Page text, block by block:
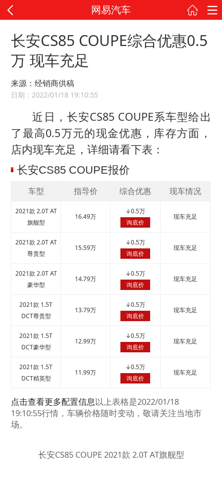
网易汽车
长安CS85 COUPE综合优惠0.5
万 现车充足
来源：经销商供稿
日期：2022/01/18 19:10:55
近日，长安CS85 COUPE系车型给出
了最高0.5万元的现金优惠，库存方面，
店内现车充足，详细请看下表：
长安CS85 COUPE报价
车型 指导价 综合优惠 现车情况
2021款 2.0T AT
旗舰型
16.49万
↓0.5万
询底价
现车充足
2021款 2.0T AT
尊贵型
15.59万
↓0.5万
询底价
现车充足
2021款 2.0T AT
豪华型
14.79万
↓0.5万
询底价
现车充足
2021款 1.5T
DCT尊贵型
13.79万
↓0.5万
询底价
现车充足
2021款 1.5T
DCT豪华型
12.99万
↓0.5万
询底价
现车充足
2021款 1.5T
DCT精英型
11.99万
↓0.5万
询底价
现车充足
点击查看更多配置信息以上表格是2022/01/18
19:10:55行情，车辆价格随时变动，敬请关注当地市
场。
长安CS85 COUPE 2021款 2.0T AT旗舰型